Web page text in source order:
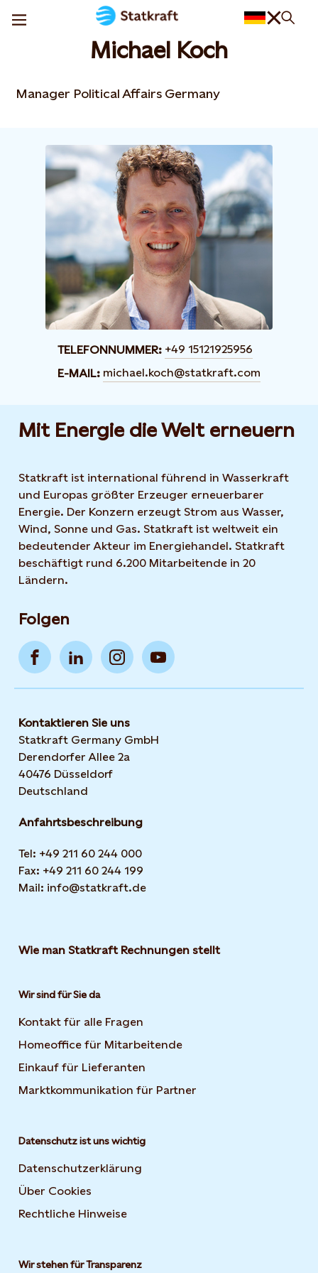
Michael Koch
Manager Political Affairs Germany
TELEFONNUMMER: +49 15121925956
E-MAIL: michael.koch@statkraft.com
Mit Energie die Welt erneuern
Statkraft ist international führend in Wasserkraft
und Europas größter Erzeuger erneuerbarer
Energie. Der Konzern erzeugt Strom aus Wasser,
Wind, Sonne und Gas. Statkraft ist weltweit ein
bedeutender Akteur im Energiehandel. Statkraft
beschäftigt rund 6.200 Mitarbeitende in 20
Ländern.
Folgen
Kontaktieren Sie uns
Statkraft Germany GmbH
Derendorfer Allee 2a
40476 Düsseldorf
Deutschland
Anfahrtsbeschreibung
Tel: +49 211 60 244 000
Fax: +49 211 60 244 199
Mail: info@statkraft.de
Wie man Statkraft Rechnungen stellt
Wir sind für Sie da
Kontakt für alle Fragen
Homeoffice für Mitarbeitende
Einkauf für Lieferanten
Marktkommunikation für Partner
Datenschutz ist uns wichtig
Datenschutzerklärung
Über Cookies
Rechtliche Hinweise
Wir stehen für Transparenz